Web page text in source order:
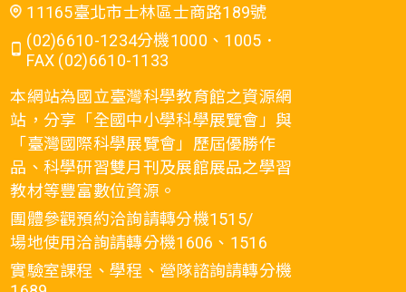
11165臺北市士林區士商路189號
(02)6610-1234分機1000、1005．
FAX (02)6610-1133
本網站為國立臺灣科學教育館之資源網
站，分享「全國中小學科學展覽會」與
「臺灣國際科學展覽會」歷屆優勝作
品、科學研習雙月刊及展館展品之學習
教材等豐富數位資源。
團體參觀預約洽詢請轉分機1515/
場地使用洽詢請轉分機1606、1516
實驗室課程、學程、營隊諮詢請轉分機